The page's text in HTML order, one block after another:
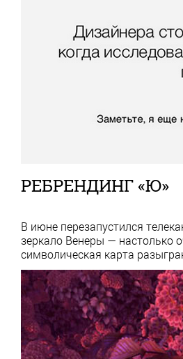
РЕБРЕНДИНГ «Ю»
В июне перезапустился
зеркало Венеры — настолько
символическая карта